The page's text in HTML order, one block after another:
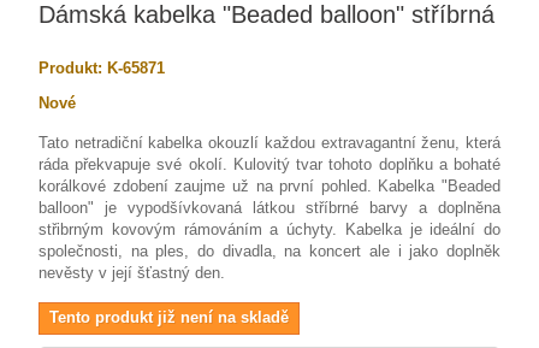
Dámská kabelka "Beaded balloon" stříbrná
Produkt: K-65871
Nové
Tato netradiční kabelka okouzlí každou extravagantní ženu, která
ráda překvapuje své okolí. Kulovitý tvar tohoto doplňku a bohaté
korálkové zdobení zaujme už na první pohled. Kabelka "Beaded
balloon" je vypodšívkovaná látkou stříbrné barvy a doplněna
střibrným kovovým rámováním a úchyty. Kabelka je ideální do
společnosti, na ples, do divadla, na koncert ale i jako doplněk
nevěsty v její šťastný den.
Tento produkt již není na skladě